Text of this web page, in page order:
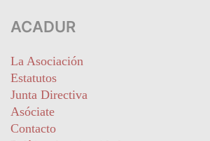
ACADUR
La Asociación
Estatutos
Junta Directiva
Asóciate
Contacto